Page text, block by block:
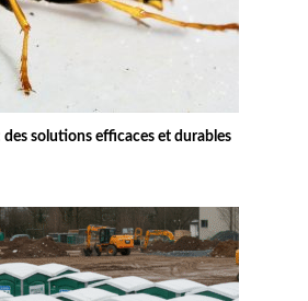
des solutions efficaces et durables